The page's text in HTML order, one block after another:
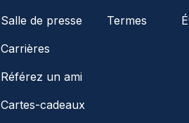
Salle de presse
Carrières
Référez un ami
Cartes-cadeaux
Termes